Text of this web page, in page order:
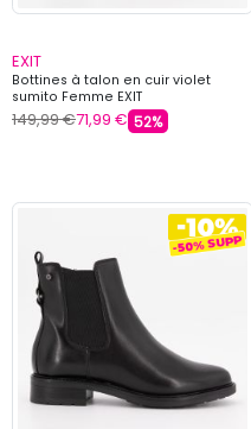
EXIT
Bottines à talon en cuir violet
sumito Femme EXIT
149,99 €71,99 € 52%